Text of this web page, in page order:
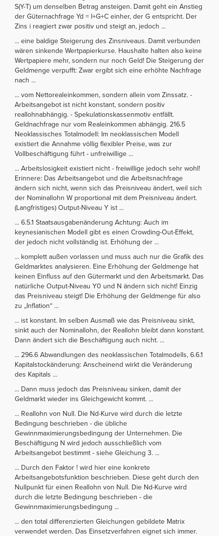
S(Y-T) um denselben Betrag ansteigen. Damit geht ein Anstieg
der Güternachfrage Yd = I+G+C einher, der G entspricht. Der
Zins i reagiert zwar positiv und steigt an, jedoch ...
... eine baldige Steigerung des Zinsniveaus. Damit verbunden
wären sinkende Wertpapierkurse. Haushalte halten also keine
Wertpapiere mehr, sondern nur noch Geld! Die Steigerung der
Geldmenge verpufft: Zwar ergibt sich eine erhöhte Nachfrage
nach ...
... vom Nettorealeinkommen, sondern allein vom Zinssatz. -
Arbeitsangebot ist nicht konstant, sondern positiv
reallohnabhängig. - Spekulationskassenmotiv entfällt.
Geldnachfrage nur vom Realeinkommen abhängig. 216.5
Neoklassisches Totalmodell: Im neoklassischen Modell
existiert die Annahme völlig flexibler Preise, was zur
Vollbeschäftigung führt - unfreiwillige ...
... Arbeitslosigkeit existiert nicht - freiwillige jedoch sehr wohl!
Erinnere: Das Arbeitsangebot und die Arbeitsnachfrage
ändern sich nicht, wenn sich das Preisniveau ändert, weil sich
der Nominallohn W proportional mit dem Preisniveau ändert.
(Langfristiges) Output-Niveau Y ist ...
... 6.5.1 Staatsausgabenänderung Achtung: Auch im
keynesianischen Modell gibt es einen Crowding-Out-Effekt,
der jedoch nicht vollständig ist. Erhöhung der ...
... komplett außen vorlassen und muss auch nur die Grafik des
Geldmarktes analysieren. Eine Erhöhung der Geldmenge hat
keinen Einfluss auf den Gütermarkt und den Arbeitsmarkt. Das
natürliche Output-Niveau Y0 und N ändern sich nicht! Einzig
das Preisniveau steigt! Die Erhöhung der Geldmenge für also
zu „Inflation“ ...
... ist konstant. Im selben Ausmaß wie das Preisniveau sinkt,
sinkt auch der Nominallohn, der Reallohn bleibt dann konstant.
Dann ändert sich die Beschäftigung auch nicht. ...
... 296.6 Abwandlungen des neoklassischen Totalmodells, 6.6.1
Kapitalstockänderung: Anscheinend wirkt die Veränderung
des Kapitals ...
... Dann muss jedoch das Preisniveau sinken, damit der
Geldmarkt wieder ins Gleichgewicht kommt. ...
... Reallohn von Null. Die Nd-Kurve wird durch die letzte
Bedingung beschrieben - die übliche
Gewinnmaximierungsbedingung der Unternehmen. Die
Beschäftigung N wird jedoch ausschließlich vom
Arbeitsangebot bestimmt - siehe Gleichung 3. ...
... Durch den Faktor ! wird hier eine konkrete
Arbeitsangebotsfunktion beschrieben. Diese geht durch den
Nullpunkt für einen Reallohn von Null. Die Nd-Kurve wird
durch die letzte Bedingung beschrieben - die
Gewinnmaximierungsbedingung ...
... den total differenzierten Gleichungen gebildete Matrix
verwendet werden. Das Einsetzverfahren eignet sich immer.